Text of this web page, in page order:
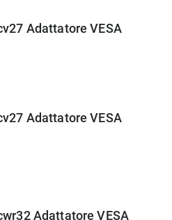
Adattatore VESA
Adattatore VESA
Adattatore VESA